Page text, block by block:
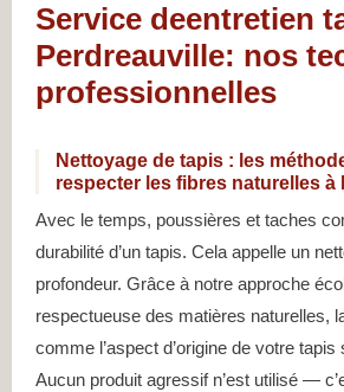
Service deentretien
Perdreauville: nos
professionnelles
Nettoyage de tapis : les
respecter les fibres naturelles à
Avec le temps, poussières et taches
durabilité d’un tapis. Cela appelle un
profondeur. Grâce à notre approche
respectueuse des matières naturelles,
comme l’aspect d’origine de votre
Aucun produit agressif n’est utilisé —